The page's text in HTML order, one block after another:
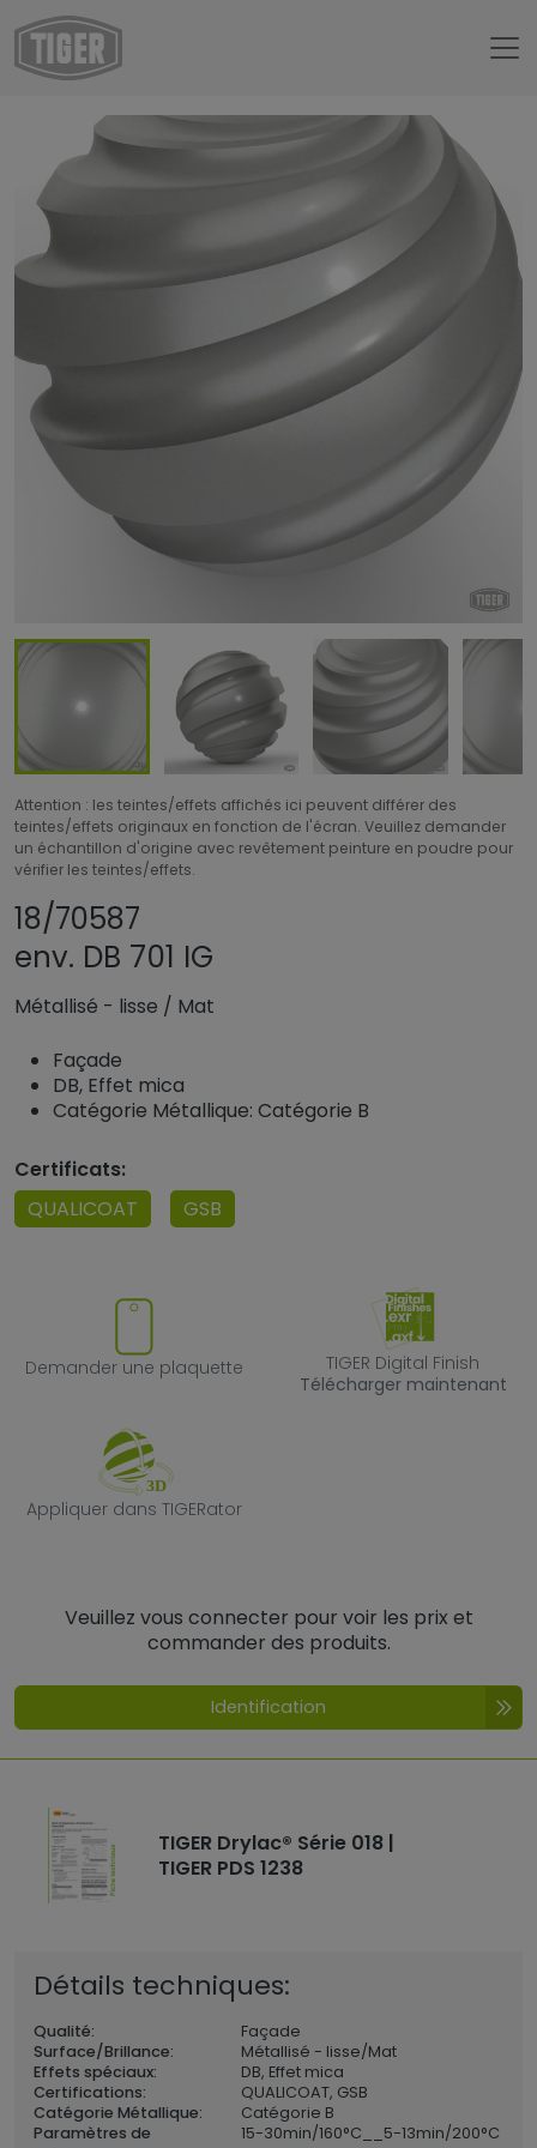
Boutique en ligne
18/70587 - env. DB 701 IG
Attention : les teintes/effets affichés ici peuvent différer des
teintes/effets originaux en fonction de l'écran. Veuillez demander
un échantillon d'origine avec revêtement peinture en poudre pour
vérifier les teintes/effets.
18/70587
env. DB 701 IG
Métallisé - lisse / Mat
Façade
DB, Effet mica
Catégorie Métallique: Catégorie B
Certificats:
QUALICOAT
GSB
Demander une plaquette
Demander une plaquette
TIGER Digital
TIGER Digital Finish
Télécharger maintenant
Appliquer dans TIGERator
Appliquer dans TIGERator
Veuillez vous connecter pour voir les prix et
commander des produits.
Identification
TIGER Drylac® Série 018 |
TIGER PDS 1238
Détails techniques:
Qualité:
Façade
Surface/Brillance:
Métallisé - lisse/Mat
Effets spéciaux:
DB, Effet mica
Certifications:
QUALICOAT, GSB
Catégorie Métallique:
Catégorie B
Paramètres de
15-30min/160°C__5-13min/200°C